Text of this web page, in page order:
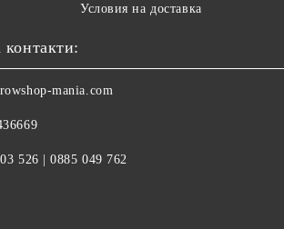
Условия на доставка
mania.com
526 | 0885 049 762